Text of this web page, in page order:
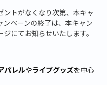
トがなくなり次第、本キャ
ンペーンの終了は、本キャン
にてお知らせいたします。
パレルやライブグッズを中心